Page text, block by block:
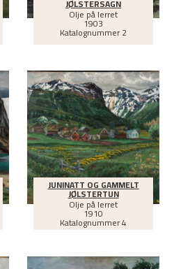
JØLSTERSAGN
Olje på lerret
1903
Katalognummer 2
JUNINATT OG GAMMELT
JØLSTERTUN
Olje på lerret
1910
Katalognummer 4